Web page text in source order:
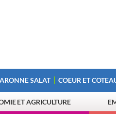
SALAT COEUR ET
ET AGRICULTURE